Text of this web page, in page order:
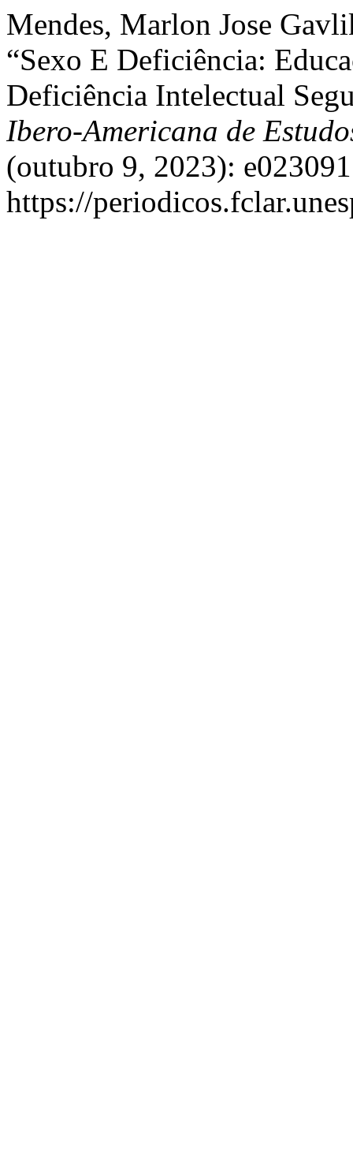
Mendes, Marlon Jose
“Sexo E Deficiência:
Deficiência Intelectual
Ibero-Americana de
(outubro 9, 2023):
https://